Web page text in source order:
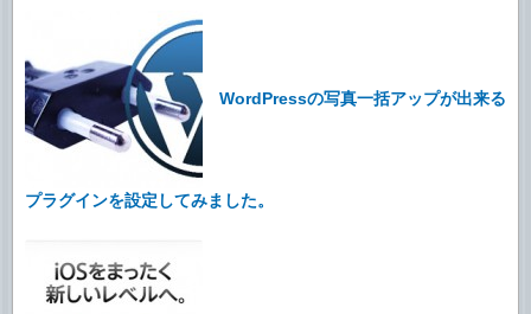
WordPressの写真一括アップが出来る
プラグインを設定してみました。